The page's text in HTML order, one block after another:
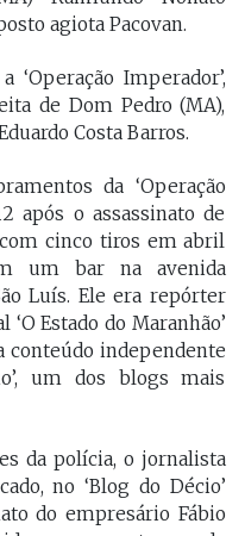
agiota Pacovan.
‘Operação Imperador’,
de Dom Pedro (MA),
Costa Barros.
da ‘Operação
após o assassinato de
cinco tiros em abril
um bar na avenida
Luís. Ele era repórter
Estado do Maranhão’
conteúdo independente
um dos blogs mais
da polícia, o jornalista
no ‘Blog do Décio’
do empresário Fábio